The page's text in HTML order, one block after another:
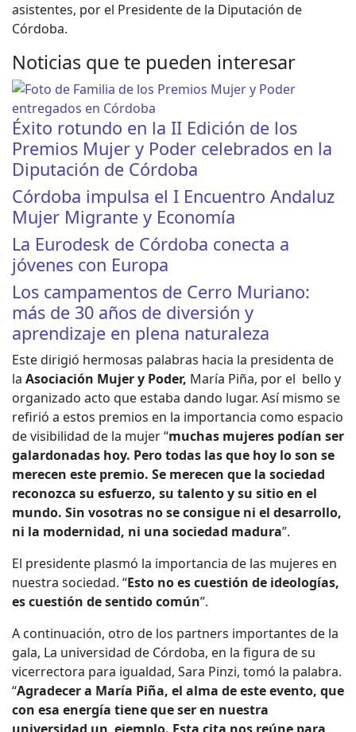
asistentes, por el Presidente de la Diputación de
Córdoba.
Noticias que te pueden interesar
Éxito rotundo en la II Edición de los
Premios Mujer y Poder celebrados en la
Diputación de Córdoba
Córdoba impulsa el I Encuentro Andaluz
Mujer Migrante y Economía
La Eurodesk de Córdoba conecta a
jóvenes con Europa
Los campamentos de Cerro Muriano:
más de 30 años de diversión y
aprendizaje en plena naturaleza
Este dirigió hermosas palabras hacia la presidenta de
la Asociación Mujer y Poder, María Piña, por el bello y
organizado acto que estaba dando lugar. Así mismo se
refirió a estos premios en la importancia como espacio
de visibilidad de la mujer “muchas mujeres podían ser
galardonadas hoy. Pero todas las que hoy lo son se
merecen este premio. Se merecen que la sociedad
reconozca su esfuerzo, su talento y su sitio en el
mundo. Sin vosotras no se consigue ni el desarrollo,
ni la modernidad, ni una sociedad madura”.
El presidente plasmó la importancia de las mujeres en
nuestra sociedad. “Esto no es cuestión de ideologías,
es cuestión de sentido común”.
A continuación, otro de los partners importantes de la
gala, La universidad de Córdoba, en la figura de su
vicerrectora para igualdad, Sara Pinzi, tomó la palabra.
“Agradecer a María Piña, el alma de este evento, que
con esa energía tiene que ser en nuestra